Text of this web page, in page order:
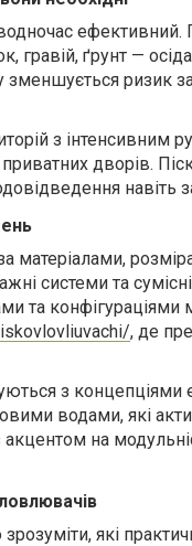
ефективний.
гравій, ґрунт —
зменшується ризик
з інтенсивним
приватних дворів.
навіть
матеріалами,
системи та
та
, де
з концепціями
водами, які
на
які